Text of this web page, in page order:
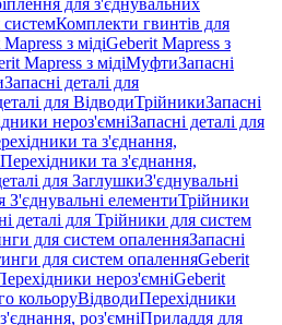
для з'єднувальних
Комплекти гвинтів для
з мідіGeberit Mapress з
Mapress з мідіМуфтиЗапасні
Запасні деталі для
для ВідводиТрійникиЗапасні
нероз'ємніЗапасні деталі для
та з'єднання,
Перехідники та з'єднання,
для ЗаглушкиЗ'єднувальні
З'єднувальні елементиТрійники
деталі для Трійники для систем
для систем опаленняЗапасні
для систем опаленняGeberit
нероз'ємніGeberit
кольоруВідводиПерехідники
роз'ємніПриладдя для